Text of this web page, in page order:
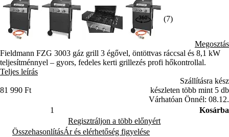
(7)
Megosztás
Fieldmann FZG 3003 gáz grill 3 égővel, öntöttvas ráccsal és 8,1 kW
teljesítménnyel – gyors, fedeles kerti grillezés profi hőkontrollal.
Teljes leírás
81 990 Ft
Szállításra kész
készleten több mint 5 db
Várhatóan Önnél: 08.12.
Kosárba
Regisztráljon a több előnyért
ÖsszehasonlításÁr és elérhetőség figyelése